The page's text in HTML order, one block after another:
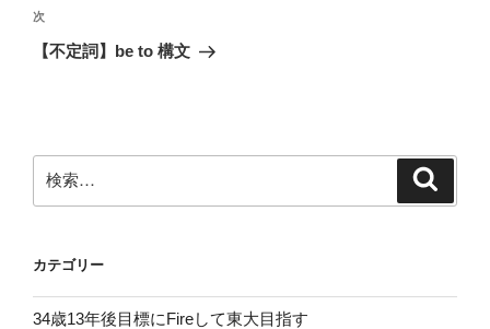
ビ
ゲ
ン
稿
次
の
次
【不定詞】be to 構文
索:
カテゴリー
34歳13年後目標にFireして東大目指す